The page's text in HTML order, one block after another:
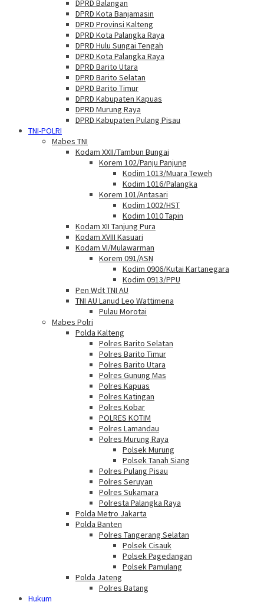
DPRD Balangan
DPRD Kota Banjamasin
DPRD Provinsi Kalteng
DPRD Kota Palangka Raya
DPRD Hulu Sungai Tengah
DPRD Kota Palangka Raya
DPRD Barito Utara
DPRD Barito Selatan
DPRD Barito Timur
DPRD Kabupaten Kapuas
DPRD Murung Raya
DPRD Kabupaten Pulang Pisau
TNI-POLRI
Mabes TNI
Kodam XXII/Tambun Bungai
Korem 102/Panju Panjung
Kodim 1013/Muara Teweh
Kodim 1016/Palangka
Korem 101/Antasari
Kodim 1002/HST
Kodim 1010 Tapin
Kodam XII Tanjung Pura
Kodam XVIII Kasuari
Kodam VI/Mulawarman
Korem 091/ASN
Kodim 0906/Kutai Kartanegara
Kodim 0913/PPU
Pen Wdt TNI AU
TNI AU Lanud Leo Wattimena
Pulau Morotai
Mabes Polri
Polda Kalteng
Polres Barito Selatan
Polres Barito Timur
Polres Barito Utara
Polres Gunung Mas
Polres Kapuas
Polres Katingan
Polres Kobar
POLRES KOTIM
Polres Lamandau
Polres Murung Raya
Polsek Murung
Polsek Tanah Siang
Polres Pulang Pisau
Polres Seruyan
Polres Sukamara
Polresta Palangka Raya
Polda Metro Jakarta
Polda Banten
Polres Tangerang Selatan
Polsek Cisauk
Polsek Pagedangan
Polsek Pamulang
Polda Jateng
Polres Batang
Hukum